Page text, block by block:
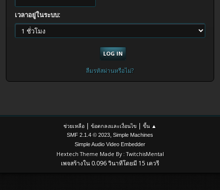
เวลาอยู่ในระบบ:
ลืมรหัสผ่านหรือไม่?
ช่วยเหลือ | ข้อตกลงและเงื่อนไข | ขึ้น ▲
SMF 2.1.4 © 2023, Simple Machines
Simple Audio Video Embedder
Hextech Theme Made By : TwitchisMental
เพจสร้างใน 0.096 วินาทีโดยมี 15 เควรี